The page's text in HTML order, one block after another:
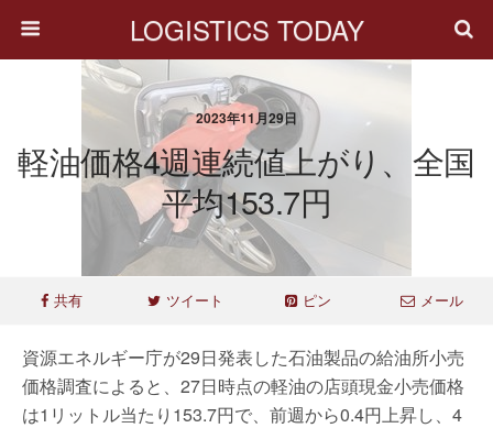
LOGISTICS TODAY
2023年11月29日
軽油価格4週連続値上がり、全国
平均153.7円
共有 ツイート ピン メール
資源エネルギー庁が29日発表した石油製品の給油所小売
価格調査によると、27日時点の軽油の店頭現金小売価格
は1リットル当たり153.7円で、前週から0.4円上昇し、4